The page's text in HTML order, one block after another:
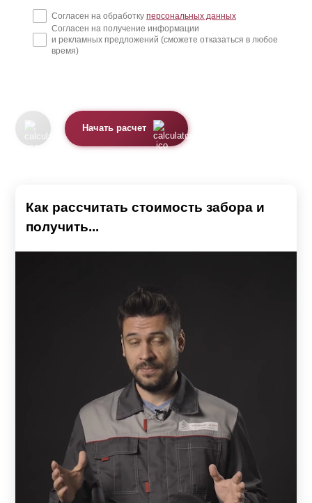
Согласен на обработку персональных данных
Согласен на получение информации
и рекламных предложений (сможете отказаться в любое
время)
Начать расчет
Как рассчитать стоимость забора и
получить...